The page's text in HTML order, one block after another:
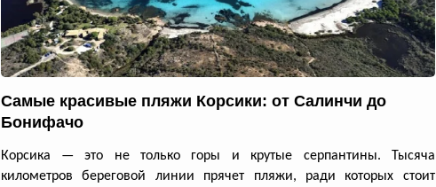
Самые красивые пляжи Корсики: от Салинчи до
Бонифачо
Корсика — это не только горы и крутые серпантины. Тысяча
километров береговой линии прячет пляжи, ради которых стоит